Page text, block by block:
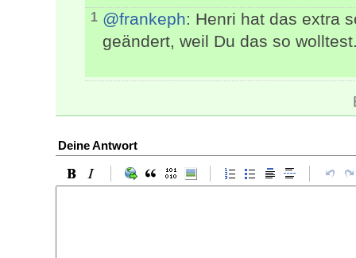
1 @frankeph: Henri hat das extra
geändert, weil Du das so
Deine Antwort